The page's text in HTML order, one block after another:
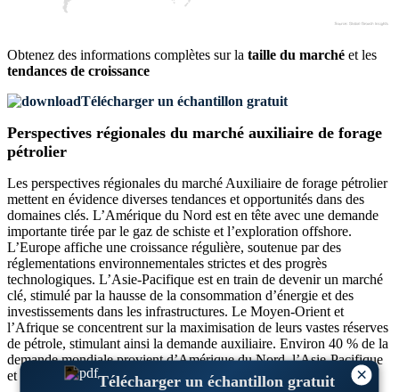
×
Télécharger un échantillon gratuit
Obtenez des informations complètes sur la taille du marché et les
tendances de croissance
Télécharger un échantillon gratuit
Perspectives régionales du marché auxiliaire de forage
pétrolier
Les perspectives régionales du marché Auxiliaire de forage pétrolier
mettent en évidence diverses tendances et opportunités dans des
domaines clés. L’Amérique du Nord est en tête avec une demande
importante tirée par le gaz de schiste et l’exploration offshore.
L’Europe affiche une croissance régulière, soutenue par des
réglementations environnementales strictes et des progrès
technologiques. L’Asie-Pacifique est en train de devenir un marché
clé, stimulé par la hausse de la consommation d’énergie et des
investissements dans les infrastructures. Le Moyen-Orient et
l’Afrique se concentrent sur la maximisation de leurs vastes réserves
de pétrole, stimulant ainsi la demande auxiliaire. Environ 40 % de la
demande mondiale provient d’Amérique du Nord, l’Asie-Pacifique
et le Moyen-Orient représentant collectivement 30 %.